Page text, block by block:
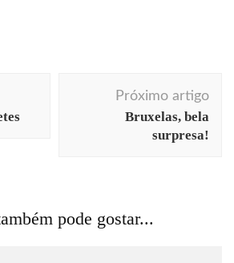
Próximo artigo
Bruxelas, bela
surpresa!
pode gostar...